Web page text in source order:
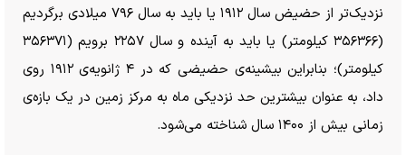
نزدیک‌تر از حضیض سال ۱۹۱۲ یا باید به سال ۷۹۶ میلادی برگردیم
(۳۵۶۳۶۶ کیلومتر) یا باید به آینده و سال ۲۲۵۷ برویم (۳۵۶۳۷۱
کیلومتر)؛ بنابراین بیشینه‌ی حضیضی که در ۴ ژانویه‌ی ۱۹۱۲ روی
داد، به عنوان بیشترین حد نزدیکی ماه به مرکز زمین در یک بازه‌ی
زمانی بیش از ۱۴۰۰ سال شناخته می‌شود.